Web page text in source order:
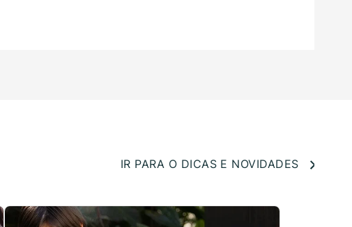
IR PARA O DICAS E NOVIDADES